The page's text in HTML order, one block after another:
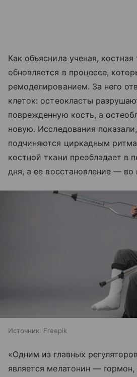
Как объяснила ученая,
обновляется в процессе,
ремоделированием. За него
клеток: остеокласты
поврежденную кость, а
новую. Исследования
подчиняются циркадным
костной ткани преобладает в
дня, а ее восстановление — во
Источник: Freepik
«Одним из главных
является мелатонин — гормон,